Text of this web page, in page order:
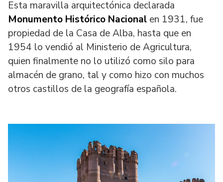
Esta maravilla arquitectónica declarada
Monumento Histórico Nacional en 1931, fue
propiedad de la Casa de Alba, hasta que en
1954 lo vendió al Ministerio de Agricultura,
quien finalmente no lo utilizó como silo para
almacén de grano, tal y como hizo con muchos
otros castillos de la geografía española.